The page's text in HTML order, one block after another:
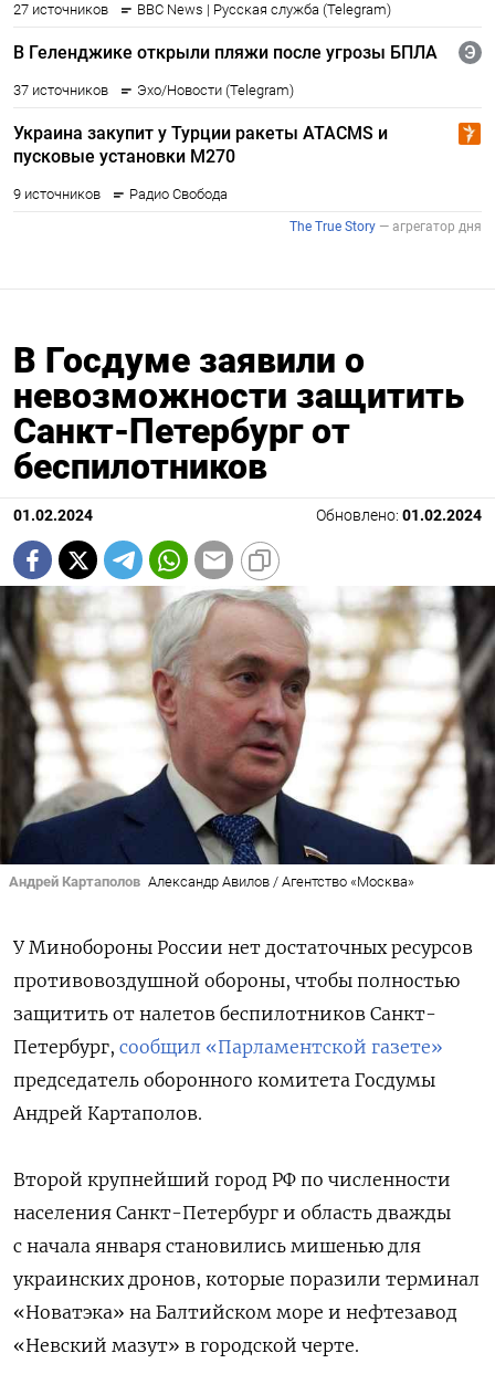
В Госдуме заявили о
невозможности защитить
Санкт-Петербург от
беспилотников
01.02.2024 Обновлено: 01.02.2024
Андрей Картаполов Александр Авилов / Агентство «Москва»
У Минобороны России нет достаточных ресурсов
противовоздушной обороны, чтобы полностью
защитить от налетов беспилотников Санкт-
Петербург, сообщил «Парламентской газете»
председатель оборонного комитета Госдумы
Андрей Картаполов.
Второй крупнейший город РФ по численности
населения Санкт-Петербург и область дважды
с начала января становились мишенью для
украинских дронов, которые поразили терминал
«Новатэка» на Балтийском море и нефтезавод
«Невский мазут» в городской черте.